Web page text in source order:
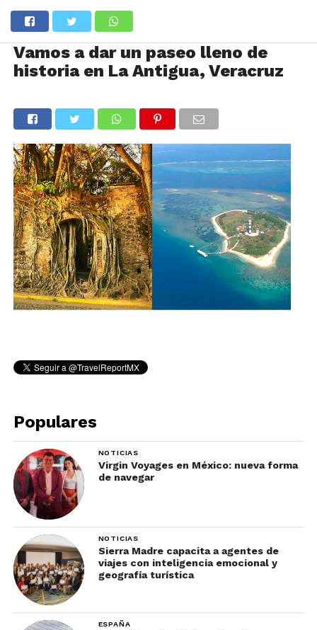
Vamos a dar un paseo lleno de
historia en La Antigua, Veracruz
Populares
NOTICIAS
Virgin Voyages en México: nueva forma
de navegar
NOTICIAS
Sierra Madre capacita a agentes de
viajes con inteligencia emocional y
geografía turística
ESPAÑA